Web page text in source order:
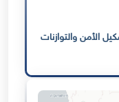
الأمن والتوازنات